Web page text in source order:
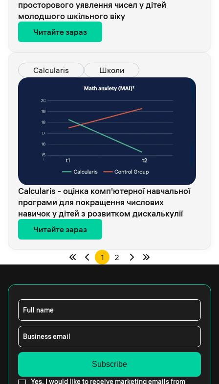
просторового уявлення чисел у дітей
молодшого шкільного віку
Читайте зараз
Calcularis Школи
Calcularis - оцінка комп'ютерної навчальної
програми для покращення числових
навичок у дітей з розвитком дискалькулії
Читайте зараз
1 2
Full name
Business email
Yes, I would like to receive marketing emails from